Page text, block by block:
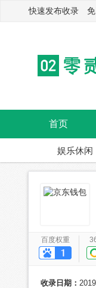
快速发布收录 免
首页
娱乐休闲
百度权重
收录日期：